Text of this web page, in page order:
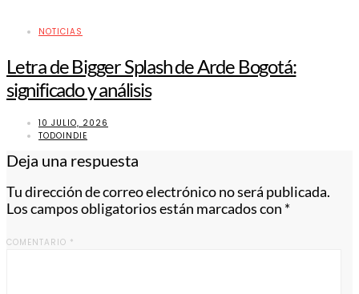
NOTICIAS
Letra de Bigger Splash de Arde Bogotá:
significado y análisis
10 JULIO, 2026
TODOINDIE
Deja una respuesta
Tu dirección de correo electrónico no será publicada.
Los campos obligatorios están marcados con *
COMENTARIO *